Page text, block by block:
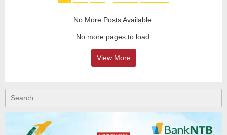
No More Posts Available.
No more pages to load.
View More
for: